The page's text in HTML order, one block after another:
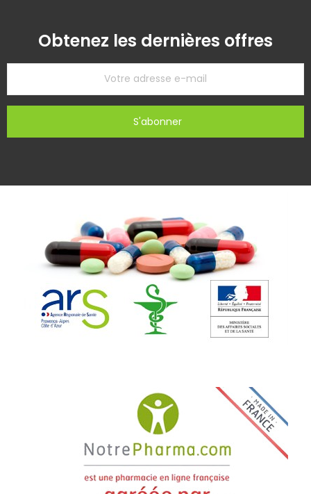
Obtenez les dernières offres
S'abonner